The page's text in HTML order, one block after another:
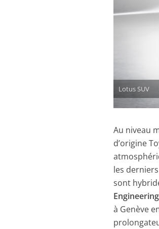
Lotus SUV
Au niveau
d’origine
les derniers
sont
Engineering
à Genève